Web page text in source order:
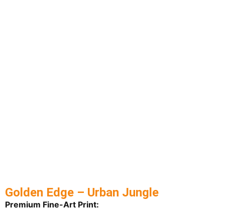
Golden Edge – Urban Jungle
Premium Fine-Art Print: